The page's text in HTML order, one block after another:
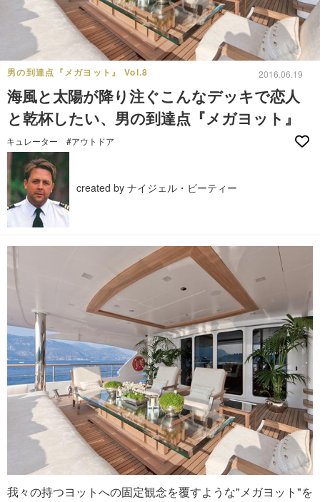
男の到達点『メガヨット』 Vol.8 2016.06.19
海風と太陽が降り注ぐこんなデッキで恋人
と乾杯したい、男の到達点『メガヨット』
キュレーター #アウトドア
created by ナイジェル・ビーティー
我々の持つヨットへの固定観念を覆すような"メガヨット"を